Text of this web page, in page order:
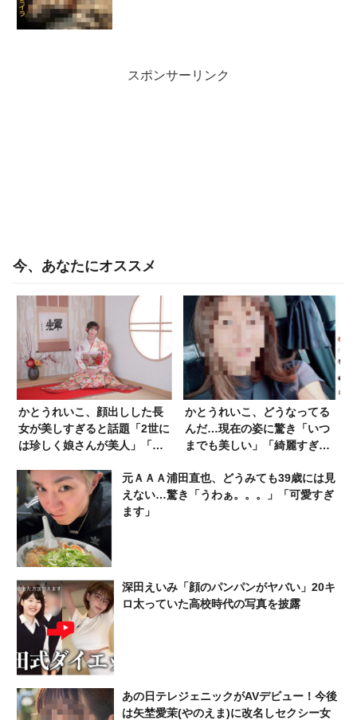
スポンサーリンク
今、あなたにオススメ
かとうれいこ、顔出しした長
女が美しすぎると話題「2世に
は珍しく娘さんが美人」「母
かとうれいこ、どうなってる
んだ…現在の姿に驚き「いつ
までも美しい」「綺麗すぎて
元ＡＡＡ浦田直也、どうみても39歳には見
えない…驚き「うわぁ。。。」「可愛すぎ
ます」
深田えいみ「顔のパンパンがヤバい」20キ
ロ太っていた高校時代の写真を披露
あの日テレジェニックがAVデビュー！今後
は矢埜愛茉(やのえま)に改名しセクシー女